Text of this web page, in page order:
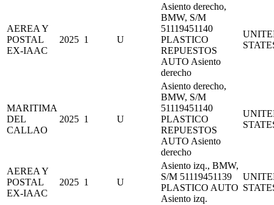
AEREA Y
POSTAL
EX-IAAC
2025 1 U
Asiento derecho,
BMW, S/M
51119451140
PLASTICO
REPUESTOS
AUTO Asiento
derecho
MARITIMA
DEL
CALLAO
2025 1 U
Asiento derecho,
BMW, S/M
51119451140
PLASTICO
REPUESTOS
AUTO Asiento
derecho
AEREA Y
POSTAL
EX-IAAC
2025 1 U
Asiento izq., BMW,
S/M 51119451139
PLASTICO AUTO
Asiento izq.